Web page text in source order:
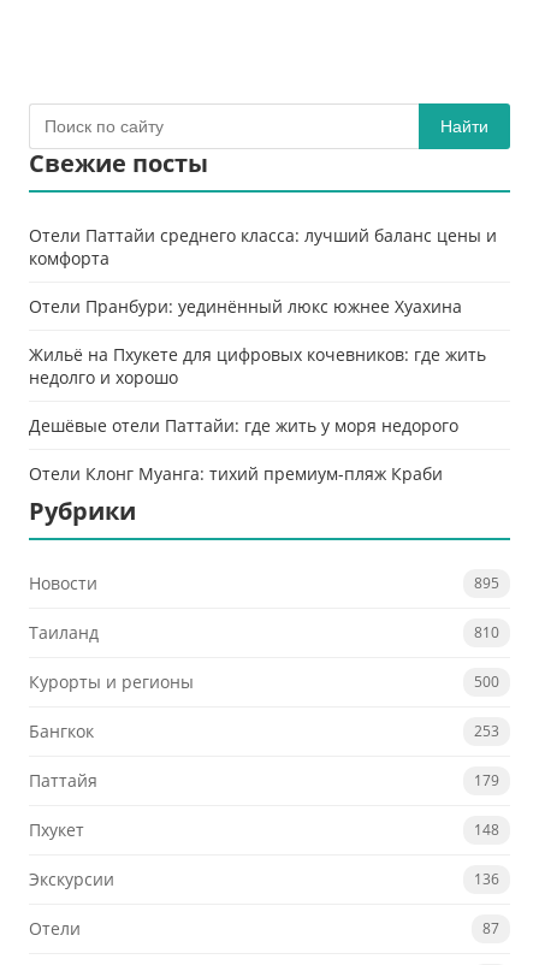
Найти
Свежие посты
Отели Паттайи среднего класса: лучший баланс цены и
комфорта
Отели Пранбури: уединённый люкс южнее Хуахина
Жильё на Пхукете для цифровых кочевников: где жить
недолго и хорошо
Дешёвые отели Паттайи: где жить у моря недорого
Отели Клонг Муанга: тихий премиум-пляж Краби
Рубрики
Новости 895
Таиланд 810
Курорты и регионы 500
Бангкок 253
Паттайя 179
Пхукет 148
Экскурсии 136
Отели 87